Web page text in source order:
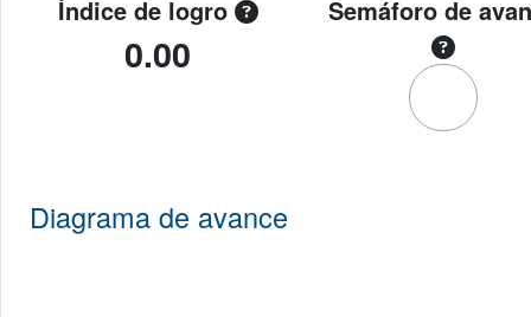
Índice de logro
0.00
Semáforo de
Diagrama de avance